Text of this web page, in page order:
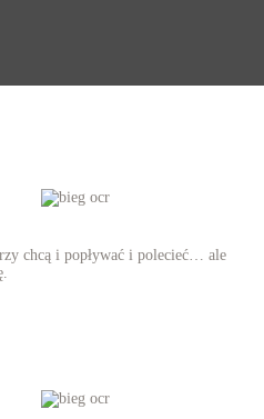
chcą i popływać i polecieć… ale